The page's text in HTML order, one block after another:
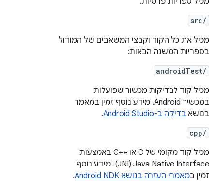
src/
מכיל את כל הקוד וקבצי המשאבים של המודול
בספריות המשנה הבאות:
androidTest/
מכיל קוד לבדיקות מכשור שפועלות
במכשיר Android. מידע נוסף זמין במאמר
בנושא בדיקה ב-Android Studio .
cpp/
מכיל קוד מקומי של C או C++‎ באמצעות
Java Native Interface‏ (JNI). מידע נוסף
זמין במאמרי העזרה בנושא Android NDK .